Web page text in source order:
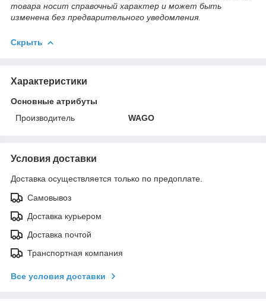
товара носит справочный характер и может быть
изменена без предварительного уведомления.
Скрыть
Характеристики
Основные атрибуты
Производитель
WAGO
Условия доставки
Доставка осуществляется только по предоплате.
Самовывоз
Доставка курьером
Доставка почтой
Транспортная компания
Все условия доставки